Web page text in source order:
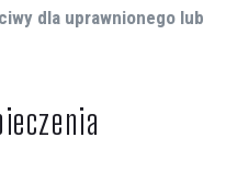
dla uprawnionego lub